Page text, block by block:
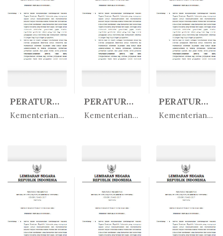
PERATURAN MENTERI PERINDUSTRIAN ...
Kementerian Perindustrian
In Peratur...
PERATURAN MENTERI ENERGI DAN SUM...
Kementerian Energi dan Su...
In Peratur...
PERATURAN MENTERI KESEHATAN REPU...
Kementerian Kesehatan
In Peratur...